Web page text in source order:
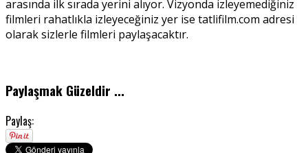
arasında ilk sırada yerini alıyor. Vizyonda izleyemediğiniz
filmleri rahatlıkla izleyeceğiniz yer ise tatlifilm.com adresi
olarak sizlerle filmleri paylaşacaktır.
Paylaşmak Güzeldir ...
Paylaş: